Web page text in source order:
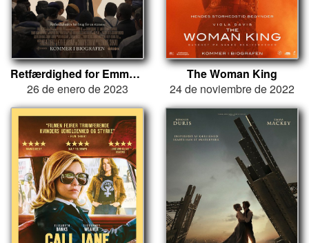
Retfærdighed for Emmett Till
26 de enero de 2023
The Woman King
24 de noviembre de 2022